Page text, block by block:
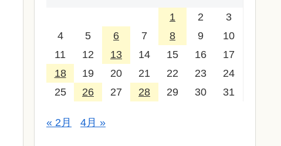
1 2
3
4
5 6 7 8 9
10
11
12 13 14 15 16
17
18
19 20 21 22 23
24
25
26 27 28 29 30 31
« 2月 4月 »